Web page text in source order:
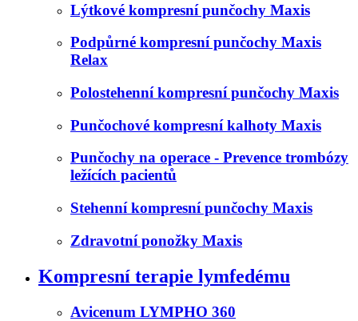
Lýtkové kompresní punčochy Maxis
Podpůrné kompresní punčochy Maxis
Relax
Polostehenní kompresní punčochy Maxis
Punčochové kompresní kalhoty Maxis
Punčochy na operace - Prevence trombózy
ležících pacientů
Stehenní kompresní punčochy Maxis
Zdravotní ponožky Maxis
Kompresní terapie lymfedému
Avicenum LYMPHO 360